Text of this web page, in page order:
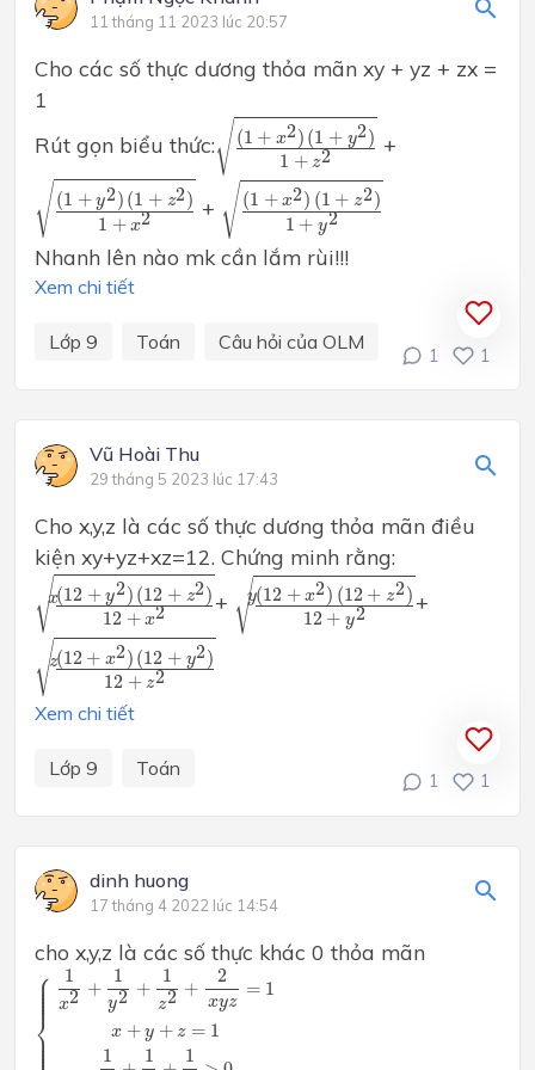
11 tháng 11 2023 lúc 20:57
Cho các số thực dương thỏa mãn xy + yz + zx =
1
Rút gọn biểu thức:√ (1 + x2) (1 + y2)
1 + z2
+x2)(1+y2)1+z2
+
√ (1 + y2) (1 + z2)
1 + x2
+y2)(1+z2)1+x2
+ √ (1 + x2) (1 + z2)
1 + y2
( 1+x2)(1+z2)1+y2
Nhanh lên nào mk cần lắm rùi!!!
Xem chi tiết
Lớp 9 Toán Câu hỏi của OLM
1 1
Vũ Hoài Thu
29 tháng 5 2023 lúc 17:43
Cho x,y,z là các số thực dương thỏa mãn điều
kiện xy+yz+xz=12. Chứng minh rằng:
x
√(12 + y2) (12 + z2)
12 + x2
12+y2)(12+z2)12+x
+ y
√(12 + x2) (12 + z2)
12 + y2
12+x2)(12+z2)12+y
+
z
√(12 + x2) (12 + y2)
12 + z2
12+x2)(12+y2)12+z z
Xem chi tiết
Lớp 9 Toán
1 1
dinh huong
17 tháng 4 2022 lúc 14:54
cho x,y,z là các số thực khác 0 thỏa mãn
⎧
⎪
⎪
⎪
⎪
⎪
⎨
⎪
⎪
1
x2 +
1
y2 +
1
z2 +
2
xyz
= 1
x + y + z = 1
1
1 1
{1x2+1y2+1z2+ 2x yz=1x +y+z =1 1x+ 1 y+1z>